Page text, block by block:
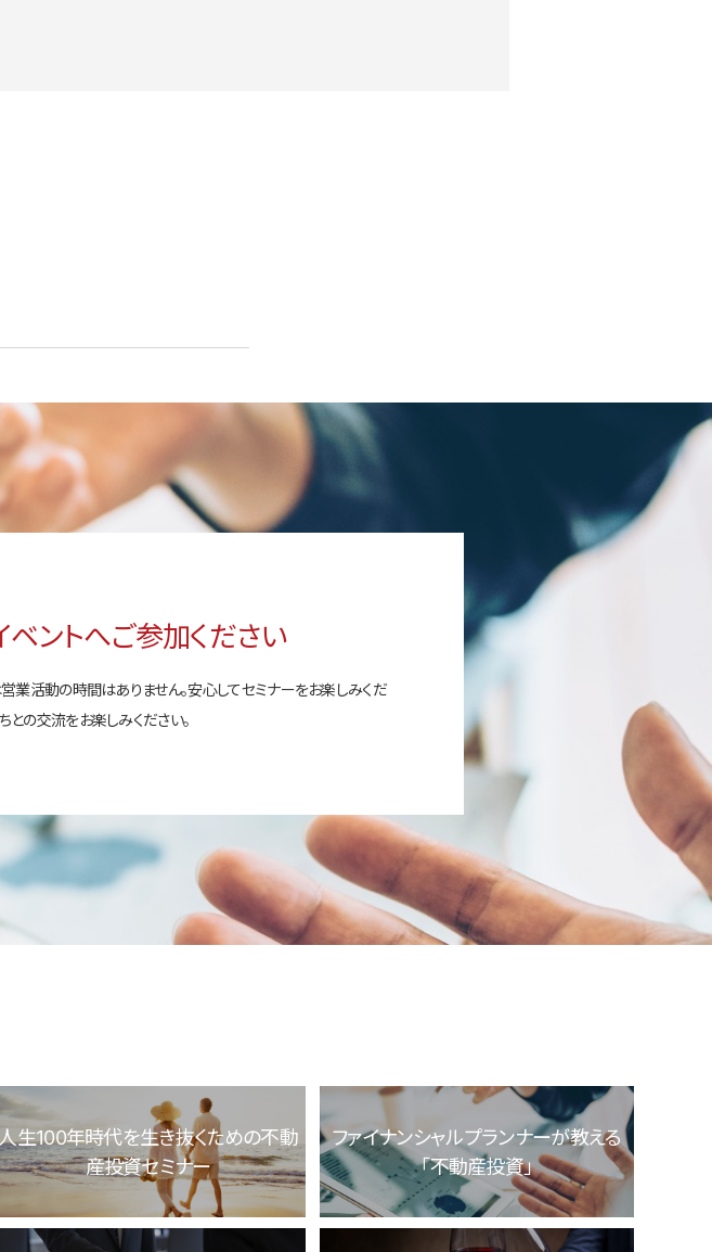
ベントへご参加ください
営業活動の時間はありません。安心してセミナーをお楽しみくだ
との交流をお楽しみください。
人生100年時代を生き抜くための不動
産投資セミナー
ファイナンシャルプランナーが教える
「不動産投資」